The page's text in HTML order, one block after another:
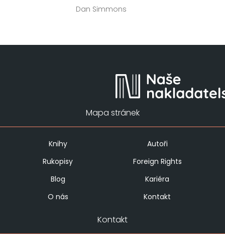
Dan Simmons
Mapa stránek
Knihy
Autoři
Rukopisy
Foreign Rights
Blog
Kariéra
O nás
Kontakt
Kontakt